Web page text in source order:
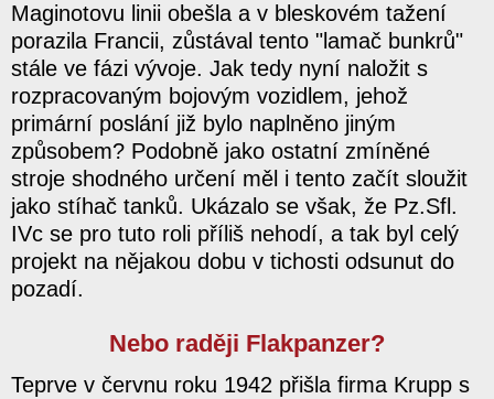
Maginotovu linii obešla a v bleskovém tažení
porazila Francii, zůstával tento "lamač bunkrů"
stále ve fázi vývoje. Jak tedy nyní naložit s
rozpracovaným bojovým vozidlem, jehož
primární poslání již bylo naplněno jiným
způsobem? Podobně jako ostatní zmíněné
stroje shodného určení měl i tento začít sloužit
jako stíhač tanků. Ukázalo se však, že Pz.Sfl.
IVc se pro tuto roli příliš nehodí, a tak byl celý
projekt na nějakou dobu v tichosti odsunut do
pozadí.
Nebo raději Flakpanzer?
Teprve v červnu roku 1942 přišla firma Krupp s